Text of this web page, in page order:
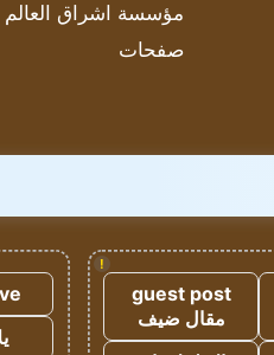
مؤسسة اشراق العالم
صفحات
!
guest post
مقال ضيف